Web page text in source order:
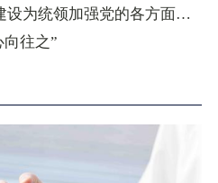
为统领加强党的各方面建设
向往之”